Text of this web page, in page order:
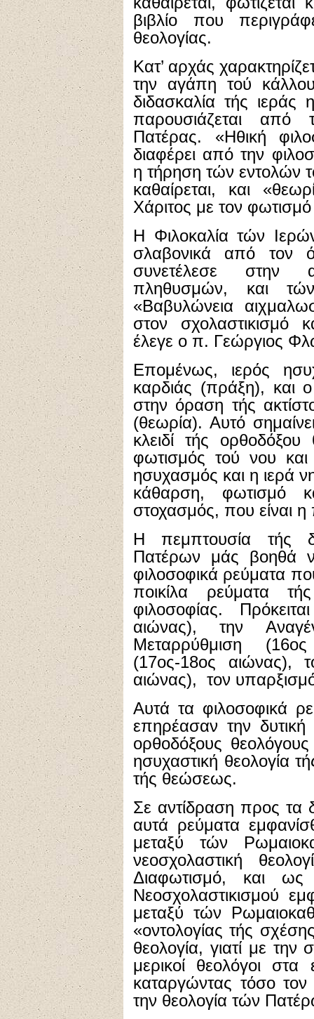
βιβλίο που
θεολογίας.
Κατ’ αρχάς
την αγάπη τού
διδασκαλία τής
παρουσιάζεται από
Πατέρας. «Ηθική
διαφέρει από την
η τήρηση τών εντολών
καθαίρεται, και
Χάριτος με τον
Η Φιλοκαλία τών
σλαβονικά από τον
συνετέλεσε στην
πληθυσμών, και
«Βαβυλώνεια
στον σχολαστικισμό
έλεγε ο π. Γεώργιος
Επομένως, ιερός
καρδιάς (πράξη), και
στην όραση τής
(θεωρία). Αυτό
κλειδί τής
φωτισμός τού νου
ησυχασμός και η ιερά
κάθαρση, φωτισμό
στοχασμός, που είναι
Η πεμπτουσία τής
Πατέρων μάς βοηθά
φιλοσοφικά ρεύματα
ποικίλα ρεύματα
φιλοσοφίας.
αιώνας), την
Μεταρρύθμιση
(17ος-18ος αιώνας),
αιώνας), τον
Αυτά τα φιλοσοφικά
επηρέασαν την
ορθοδόξους
ησυχαστική θεολογία
τής θεώσεως.
Σε αντίδραση προς τα
αυτά ρεύματα
μεταξύ τών
νεοσχολαστική
Διαφωτισμό, και ως
Νεοσχολαστικισμού
μεταξύ τών
«οντολογίας τής
θεολογία, γιατί με την
μερικοί θεολόγοι
καταργώντας τόσο
την θεολογία τών